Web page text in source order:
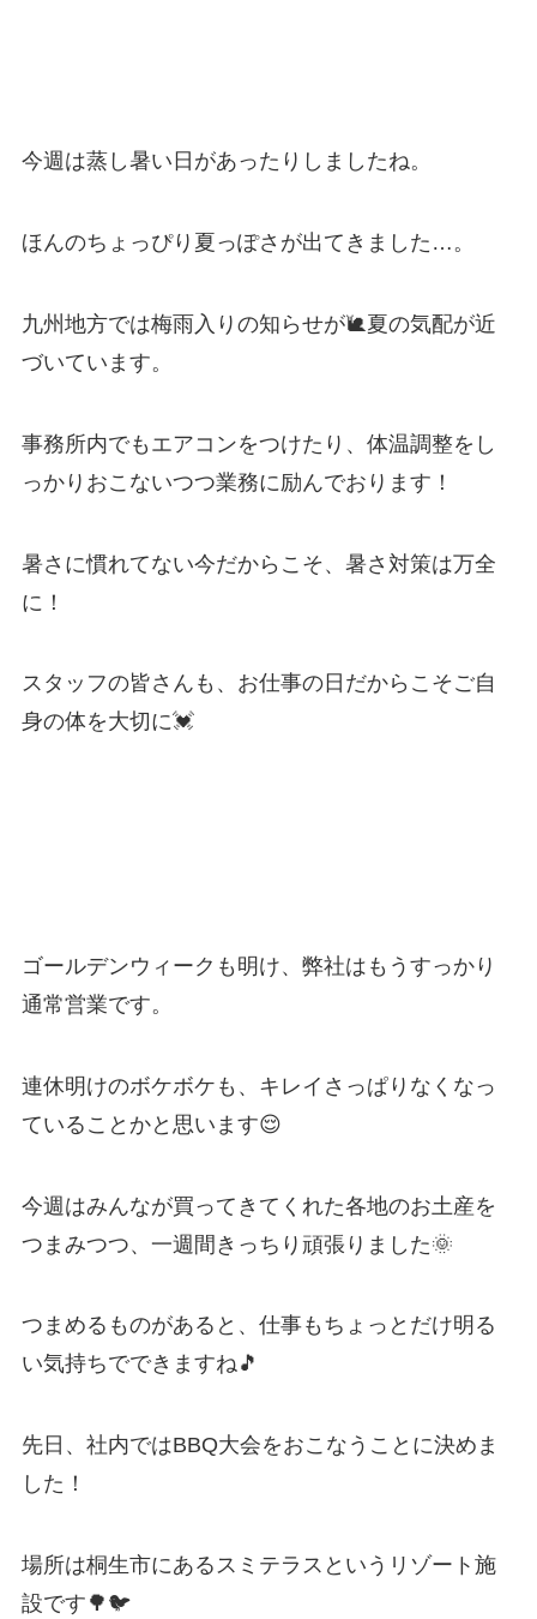
今週は蒸し暑い日があったりしましたね。
ほんのちょっぴり夏っぽさが出てきました…。
九州地方では梅雨入りの知らせが🐌夏の気配が近
づいています。
事務所内でもエアコンをつけたり、体温調整をし
っかりおこないつつ業務に励んでおります！
暑さに慣れてない今だからこそ、暑さ対策は万全
に！
スタッフの皆さんも、お仕事の日だからこそご自
身の体を大切に💓
ゴールデンウィークも明け、弊社はもうすっかり
通常営業です。
連休明けのボケボケも、キレイさっぱりなくなっ
ていることかと思います😌
今週はみんなが買ってきてくれた各地のお土産を
つまみつつ、一週間きっちり頑張りました🌞
つまめるものがあると、仕事もちょっとだけ明る
い気持ちでできますね🎵
先日、社内ではBBQ大会をおこなうことに決めま
した！
場所は桐生市にあるスミテラスというリゾート施
設です🌳🐦